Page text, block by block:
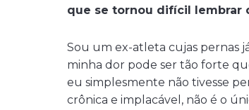
que se tornou difícil lembrar
Sou um ex-atleta cujas pernas
minha dor pode ser tão forte
eu simplesmente não tivesse
crônica e implacável, não é o